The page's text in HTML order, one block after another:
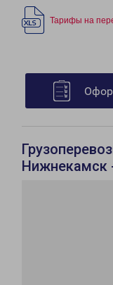
Тарифы на
Нижнекамск